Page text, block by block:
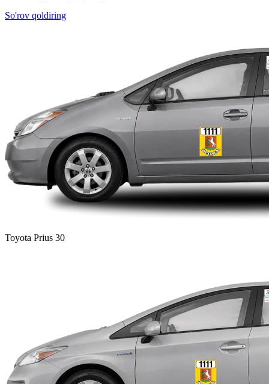
So'rov qoldiring
Toyota Prius 30